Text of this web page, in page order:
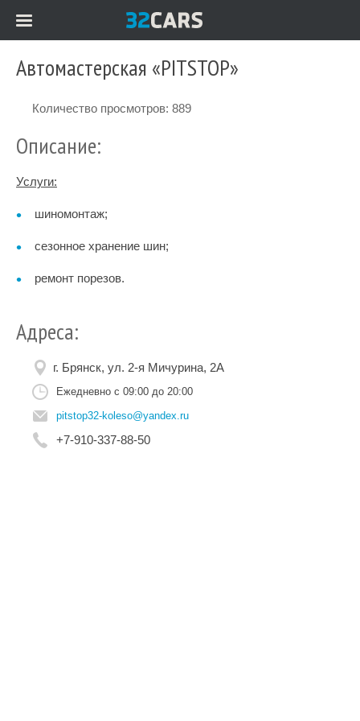
Автомастерская «PITSTOP»
Количество просмотров: 889
Описание:
Услуги:
шиномонтаж;
сезонное хранение шин;
ремонт порезов.
Адреса:
г. Брянск, ул. 2-я Мичурина, 2А
Ежедневно с 09:00 до 20:00
pitstop32-koleso@yandex.ru
+7-910-337-88-50